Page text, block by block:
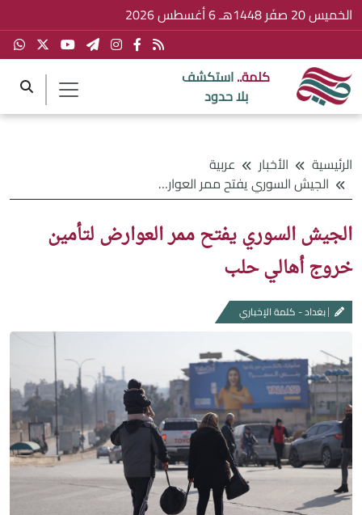
الخميس 20 صفَر 1448هـ 6 أغسطس 2026
كلمة..استكشف
بلا حدود
الرئيسية الأخبار
عربية
الجيش السوري يفتح ممر العوارض لتأمين خروج أهالي حلب
الجيش السوري يفتح ممر العوارض لتأمين
خروج أهالي حلب
بغداد - كلمة الإخباري